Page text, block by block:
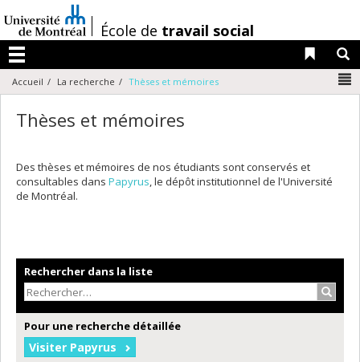
au
contenu
/École de travail social
Menu
Liens
Accueil La recherche Thèses et mémoires
Thèses et mémoires
Des thèses et mémoires de nos étudiants sont conservés et
consultables dans Papyrus, le dépôt institutionnel de l'Université
de Montréal.
Rechercher dans la liste
Pour une recherche détaillée
Visiter Papyrus